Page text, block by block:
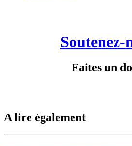
Soutenez-
Faites un
A lire également